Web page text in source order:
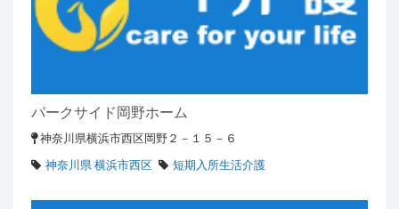
パークサイド岡野ホーム
神奈川県横浜市西区岡野２－１５－６
神奈川県 横浜市西区
短期入所生活介護